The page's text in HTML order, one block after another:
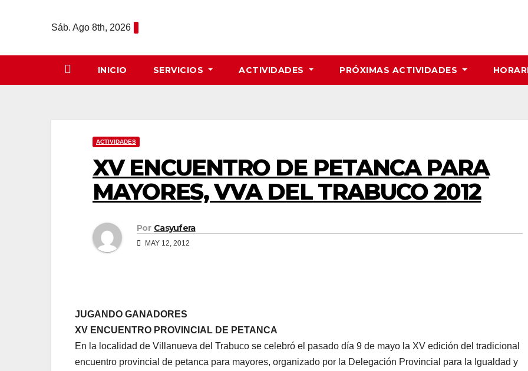
Sáb. Ago 8th, 2026
INICIO SERVICIOS ACTIVIDADES PRÓXIMAS ACTIVIDADES
ACTIVIDADES
XV ENCUENTRO DE PETANCA PARA
MAYORES, VVA DEL TRABUCO 2012
Por Casyufera
MAY 12, 2012
JUGANDO GANADORES
XV ENCUENTRO PROVINCIAL DE PETANCA
En la localidad de Villanueva del Trabuco se celebró el pasado día 9 de mayo la XV edición del tradicional
encuentro provincial de petanca para mayores, organizado por la Delegación Provincial para la Igualdad y